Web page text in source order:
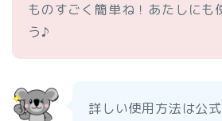
ものすごく簡単ね！あたしにも
う♪
詳しい使用方法は公